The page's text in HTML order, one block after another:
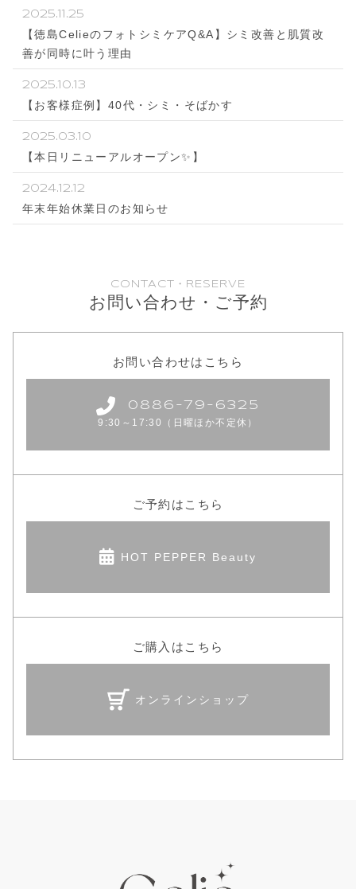
2025.11.25
【徳島CelieのフォトシミケアQ&A】シミ改善と肌質改
善が同時に叶う理由
2025.10.13
【お客様症例】40代・シミ・そばかす
2025.03.10
【本日リニューアルオープン✨️】
2024.12.12
年末年始休業日のお知らせ
CONTACT・RESERVE
お問い合わせ・ご予約
お問い合わせはこちら
0886-79-6325
9:30～17:30（日曜ほか不定休）
ご予約はこちら
HOT PEPPER Beauty
ご購入はこちら
オンラインショップ